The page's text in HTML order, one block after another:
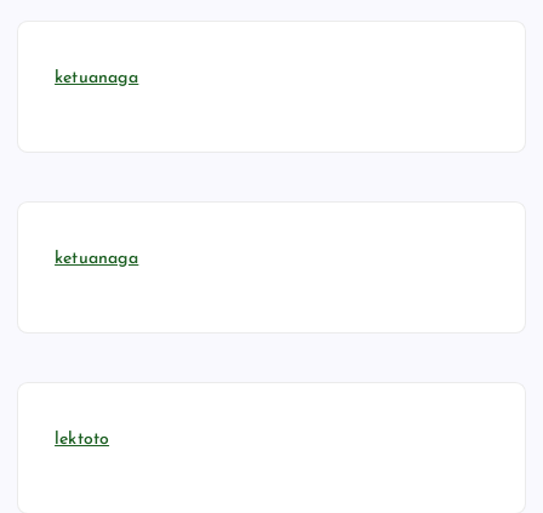
ketuanaga
ketuanaga
lektoto